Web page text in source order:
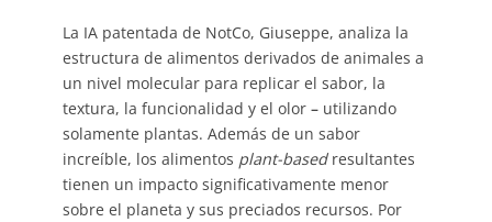
La IA patentada de NotCo, Giuseppe, analiza la
estructura de alimentos derivados de animales a
un nivel molecular para replicar el sabor, la
textura, la funcionalidad y el olor –utilizando
solamente plantas. Además de un sabor
increíble, los alimentos plant-basedresultantes
tienen un impacto significativamente menor
sobre el planeta y sus preciados recursos. Por